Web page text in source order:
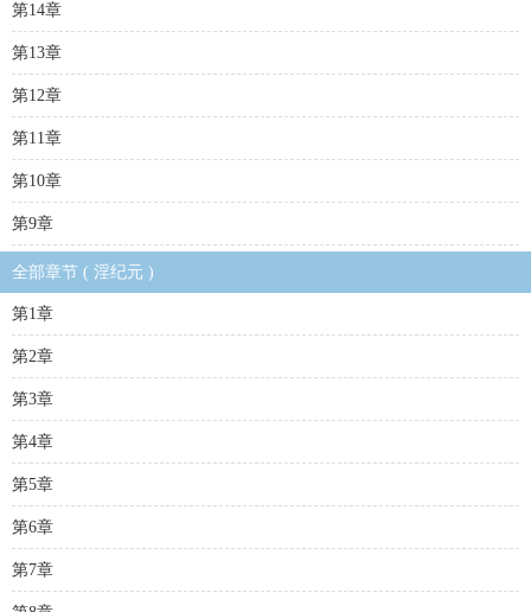
第14章
第13章
第12章
第11章
第10章
第9章
全部章节 ( 淫纪元 )
第1章
第2章
第3章
第4章
第5章
第6章
第7章